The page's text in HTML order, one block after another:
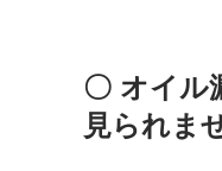
〇 オイル
見られま